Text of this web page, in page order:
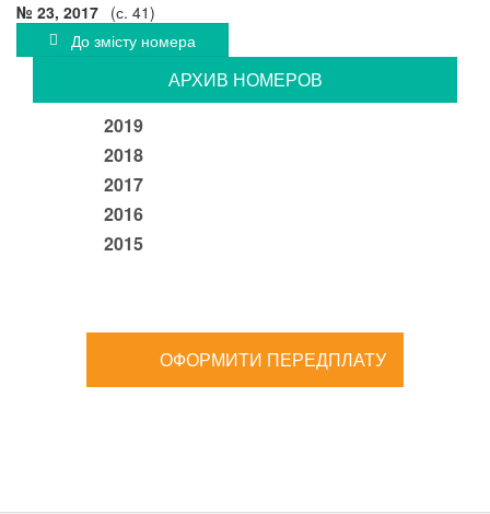
№ 23, 2017 (с. 41)
До змісту номера
АРХИВ НОМЕРОВ
2019
2018
2017
2016
2015
ОФОРМИТИ ПЕРЕДПЛАТУ